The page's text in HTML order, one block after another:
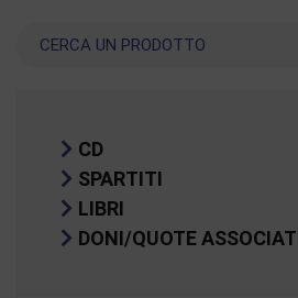
Ricerca
CD
SPARTITI
LIBRI
DONI/QUOTE